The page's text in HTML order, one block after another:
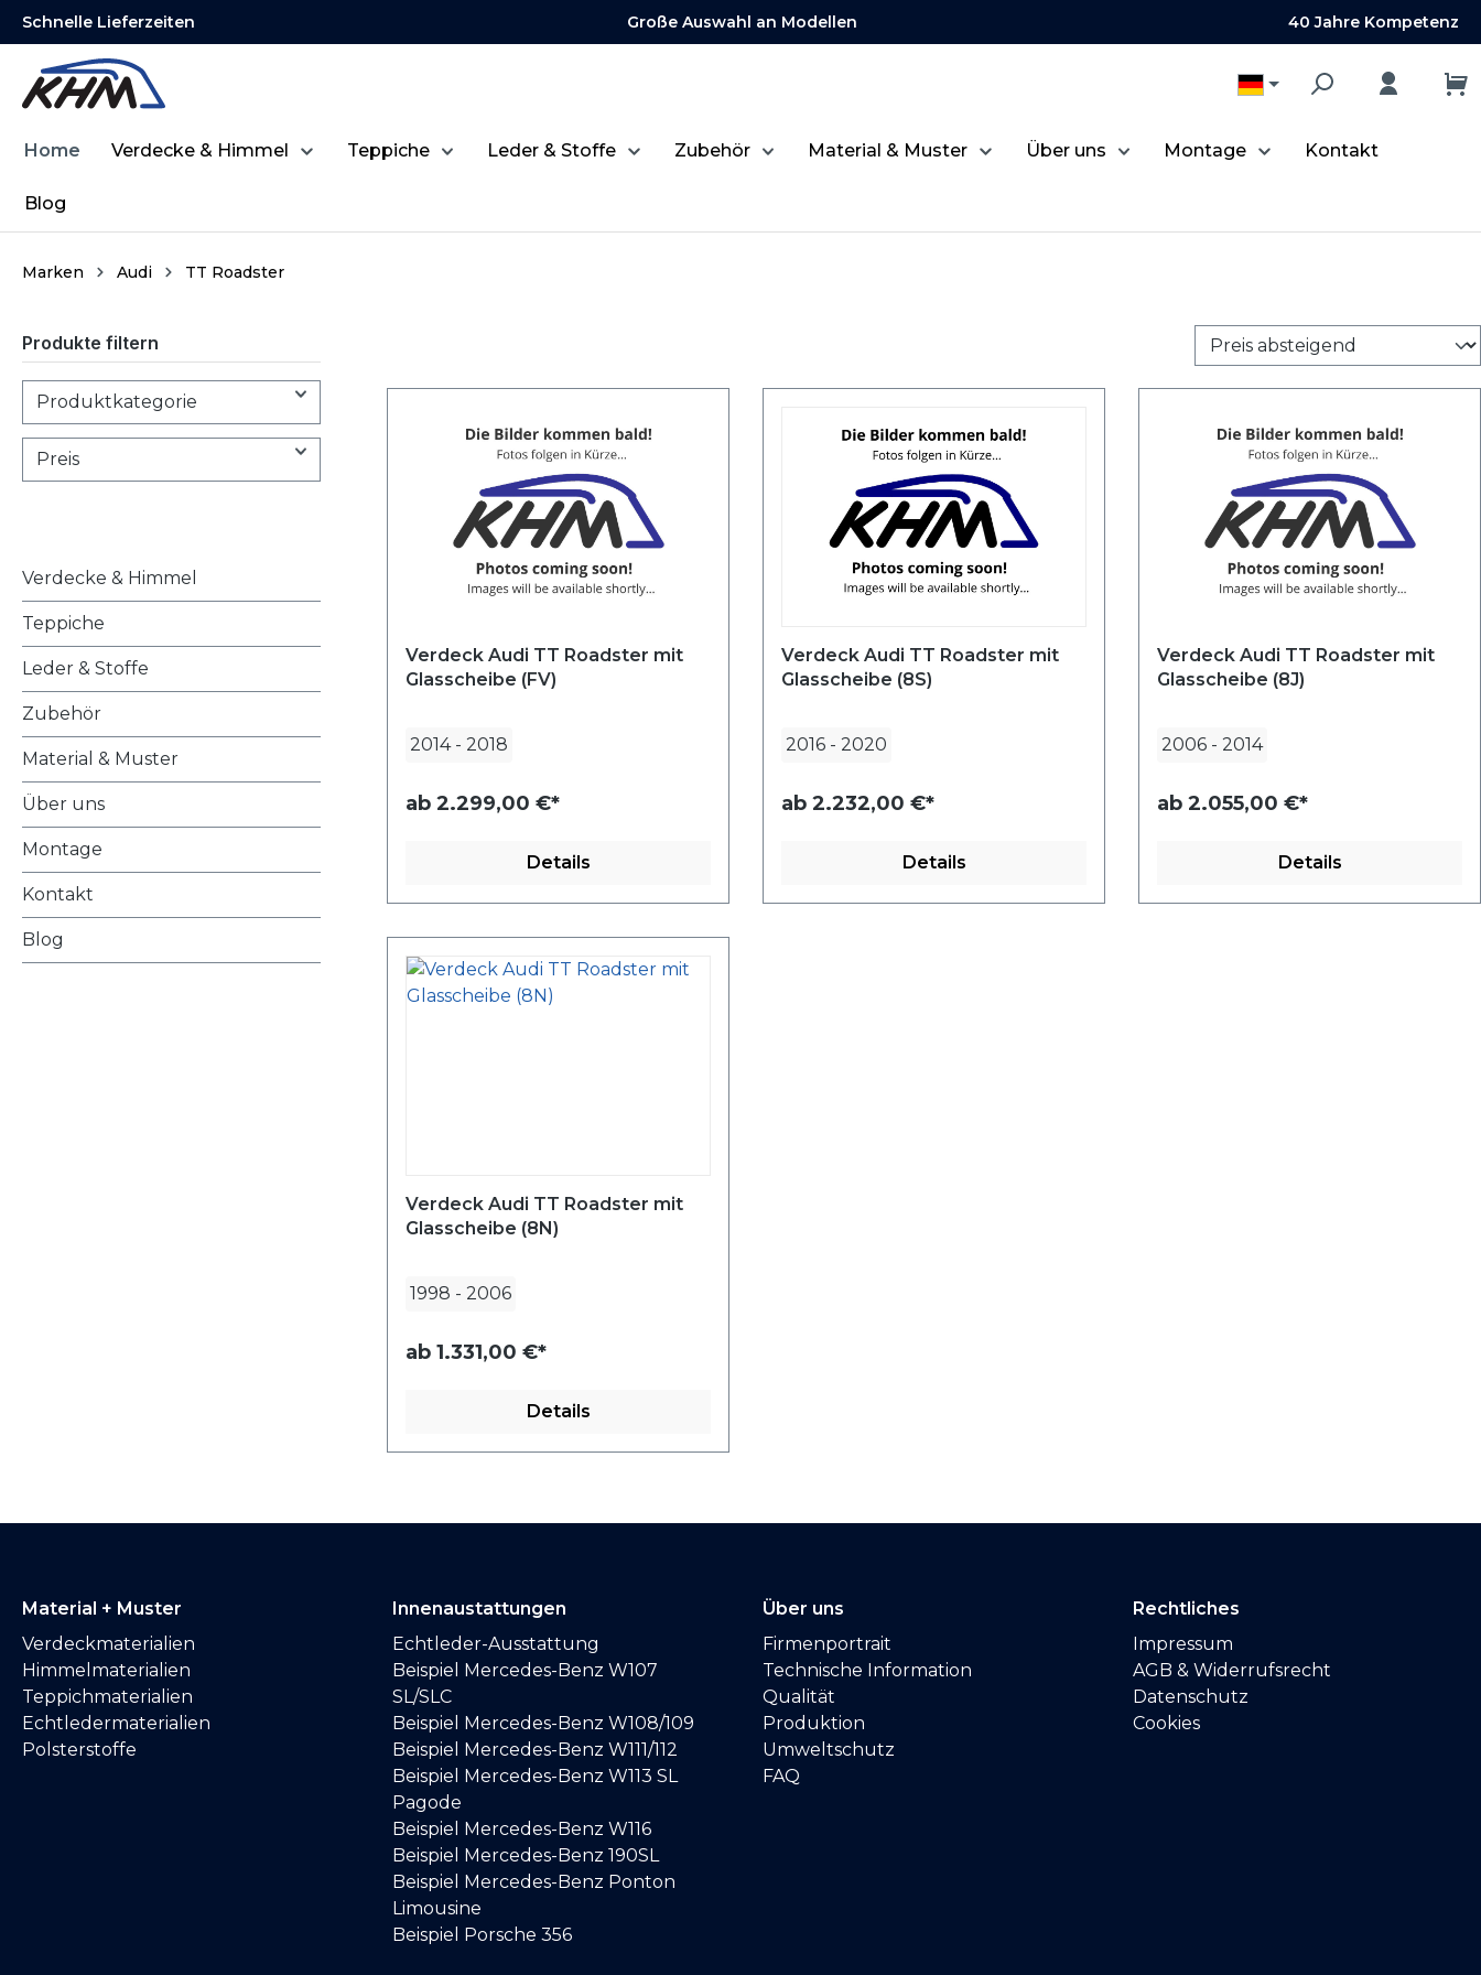
Zur Hauptnavigation springen
Schnelle Lieferzeiten Große Auswahl an Modellen 40 Jahre Kompetenz
Home Verdecke & Himmel Teppiche Leder & Stoffe Zubehör Material & Muster Über uns Montage Kontakt
Blog
Marken Audi TT Roadster
Produkte filtern
Produktkategorie
Preis
Verdecke & Himmel
Teppiche
Leder & Stoffe
Zubehör
Material & Muster
Über uns
Montage
Kontakt
Blog
Verdeck Audi TT Roadster mit
Glasscheibe (FV)
2014 - 2018
ab 2.299,00 €*
Details
Verdeck Audi TT Roadster mit
Glasscheibe (8S)
2016 - 2020
ab 2.232,00 €*
Details
Verdeck Audi TT Roadster mit
Glasscheibe (8J)
2006 - 2014
ab 2.055,00 €*
Details
Verdeck Audi TT Roadster mit
Glasscheibe (8N)
1998 - 2006
ab 1.331,00 €*
Details
Material + Muster
Verdeckmaterialien
Himmelmaterialien
Teppichmaterialien
Echtledermaterialien
Polsterstoffe
Innenaustattungen
Echtleder-Ausstattung
Beispiel Mercedes-Benz W107
SL/SLC
Beispiel Mercedes-Benz W108/109
Beispiel Mercedes-Benz W111/112
Beispiel Mercedes-Benz W113 SL
Pagode
Beispiel Mercedes-Benz W116
Beispiel Mercedes-Benz 190SL
Beispiel Mercedes-Benz Ponton
Limousine
Beispiel Porsche 356
Über uns
Firmenportrait
Technische Information
Qualität
Produktion
Umweltschutz
FAQ
Rechtliches
Impressum
AGB & Widerrufsrecht
Datenschutz
Cookies